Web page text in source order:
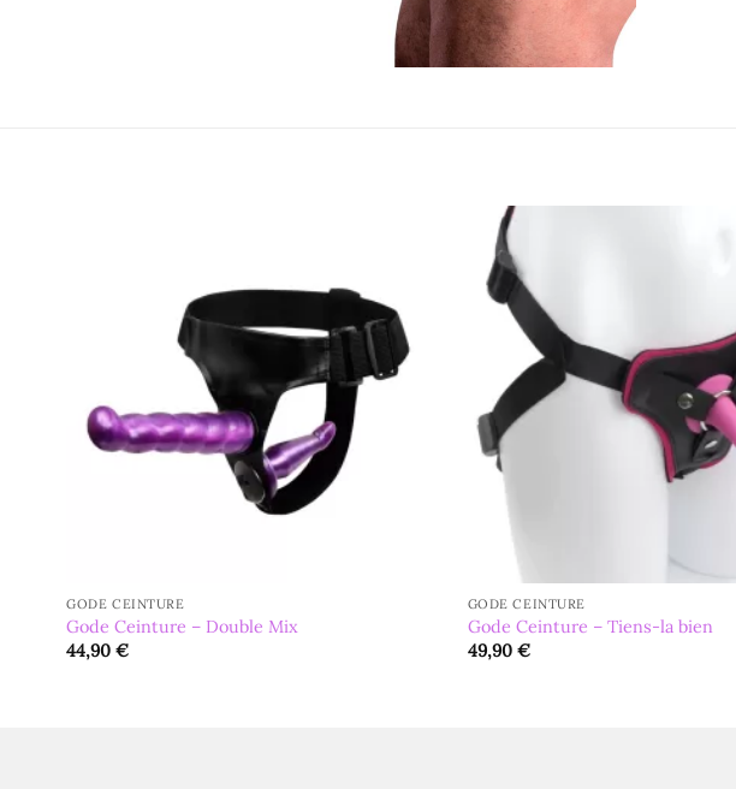
GODE CEINTURE
Gode Ceinture – Double Mix
44,90€
GODE CEINTURE
Gode Ceinture – Tiens-la bien
49,90 €